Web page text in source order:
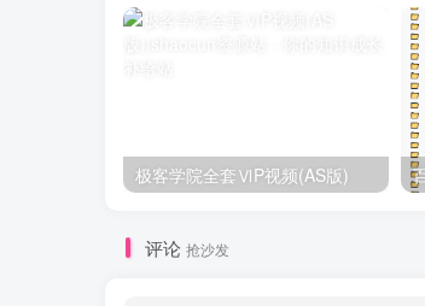
极客学院全套ⅥP视频(AS版)
评论 抢沙发